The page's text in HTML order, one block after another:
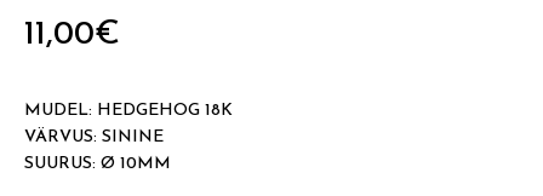
11,00€
MUDEL: HEDGEHOG 18K
VÄRVUS: SININE
SUURUS: Ø 10MM